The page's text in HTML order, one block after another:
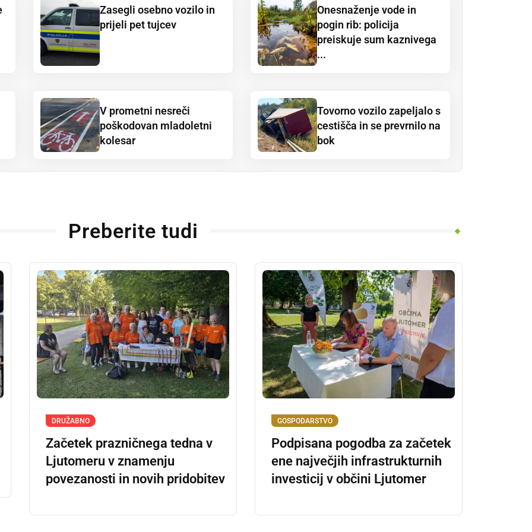
Zasegli osebno vozilo in
prijeli pet tujcev
Onesnaženje vode in
pogin rib: policija
preiskuje sum kaznivega
...
V prometni nesreči
poškodovan mladoletni
kolesar
Tovorno vozilo zapeljalo s
cestišča in se prevrnilo na
bok
Preberite tudi
DRUŽABNO
Začetek prazničnega tedna v
Ljutomeru v znamenju
povezanosti in novih pridobitev
GOSPODARSTVO
Podpisana pogodba za začetek
ene največjih infrastrukturnih
investicij v občini Ljutomer